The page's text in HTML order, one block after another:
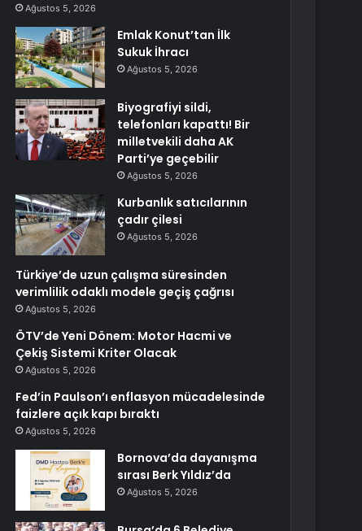
Ağustos 5, 2026
Emlak Konut’tan İlk
Sukuk İhracı
Ağustos 5, 2026
Biyografiyi sildi,
telefonları kapattı! Bir
milletvekili daha AK
Parti’ye geçebilir
Ağustos 5, 2026
Kurbanlık satıcılarının
çadır çilesi
Ağustos 5, 2026
Türkiye’de uzun çalışma süresinden
verimlilik odaklı modele geçiş çağrısı
Ağustos 5, 2026
ÖTV’de Yeni Dönem: Motor Hacmi ve
Çekiş Sistemi Kriter Olacak
Ağustos 5, 2026
Fed’in Paulson’ı enflasyon mücadelesinde
faizlere açık kapı bıraktı
Ağustos 5, 2026
Bornova’da dayanışma
sırası Berk Yıldız’da
Ağustos 5, 2026